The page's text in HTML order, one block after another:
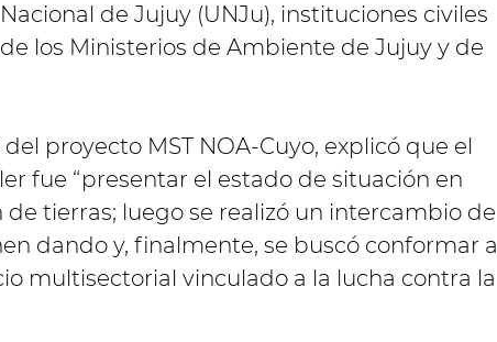
de Jujuy (UNJu), instituciones civiles
los Ministerios de Ambiente de Jujuy y de
proyecto MST NOA-Cuyo, explicó que el
fue “presentar el estado de situación en
tierras; luego se realizó un intercambio de
dando y, finalmente, se buscó conformar a
multisectorial vinculado a la lucha contra la